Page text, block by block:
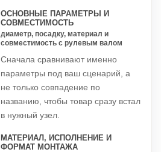
ОСНОВНЫЕ ПАРАМЕТРЫ И
СОВМЕСТИМОСТЬ
диаметр, посадку, материал и
совместимость с рулевым валом
Сначала сравнивают именно
параметры под ваш сценарий, а
не только совпадение по
названию, чтобы товар сразу встал
в нужный узел.
МАТЕРИАЛ, ИСПОЛНЕНИЕ И
ФОРМАТ МОНТАЖА